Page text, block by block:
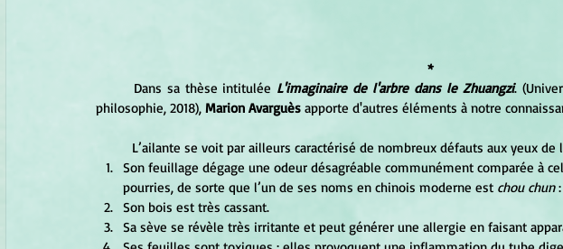
*
	Dans sa thèse intitulée
L'imaginaire de l'arbre dans le Zhuangzi.
philosophie, 2018), Marion Avarguès apporte d'autres éléments à notre
L’ailante se voit par ailleurs caractérisé de nombreux défauts aux yeux
Son feuillage dégage une odeur désagréable communément comparée à
pourries, de sorte que l’un de ses noms en chinois moderne est chou chun :
Son bois est très cassant.
Sa sève se révèle très irritante et peut générer une allergie en faisant